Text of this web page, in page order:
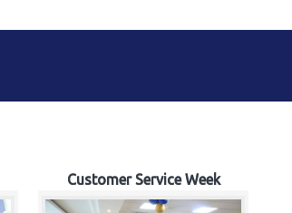
Customer Service Week